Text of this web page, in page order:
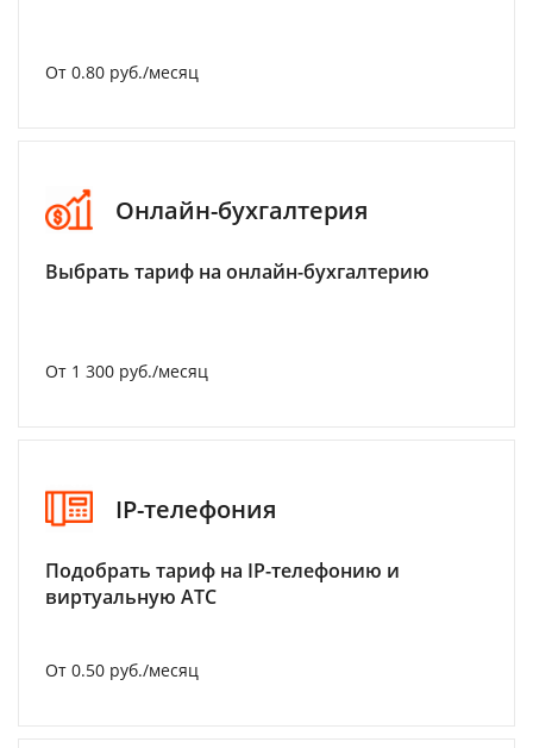
От 0.80 руб./месяц
Онлайн-бухгалтерия
Выбрать тариф на онлайн-бухгалтерию
От 1 300 руб./месяц
IP-телефония
Подобрать тариф на IP-телефонию и
виртуальную АТС
От 0.50 руб./месяц